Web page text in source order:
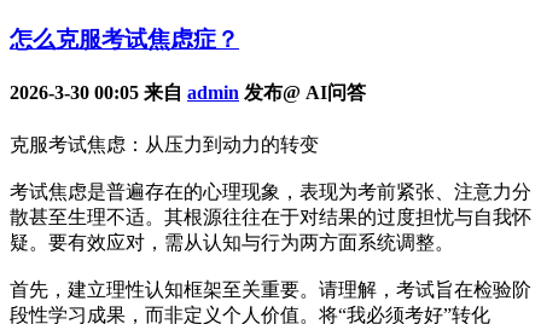
怎么克服考试焦虑症？
2026-3-30 00:05 来自 admin 发布@ AI问答
克服考试焦虑：从压力到动力的转变
考试焦虑是普遍存在的心理现象，表现为考前紧张、注意力分
散甚至生理不适。其根源往往在于对结果的过度担忧与自我怀
疑。要有效应对，需从认知与行为两方面系统调整。
首先，建立理性认知框架至关重要。请理解，考试旨在检验阶
段性学习成果，而非定义个人价值。将“我必须考好”转化